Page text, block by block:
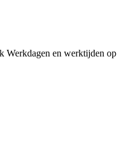
Werkdagen en werktijden